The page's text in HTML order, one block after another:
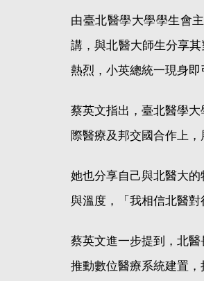
由臺北醫學大學學生會
講，與北醫大師生分享
熱烈，小英總統一現身即
蔡英文指出，臺北醫學
際醫療及邦交國合作上，
她也分享自己與北醫大
與溫度，「我相信北醫對
蔡英文進一步提到，北
推動數位醫療系統建置